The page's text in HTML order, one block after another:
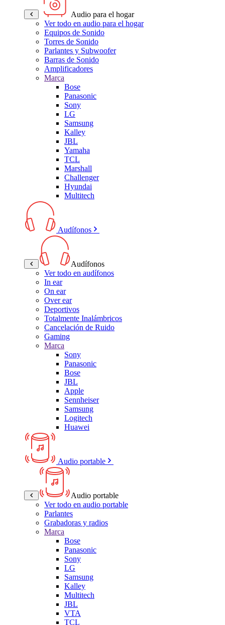
Audio para el hogar
Ver todo en audio para el hogar
Equipos de Sonido
Torres de Sonido
Parlantes y Subwoofer
Barras de Sonido
Amplificadores
Marca
Bose
Panasonic
Sony
LG
Samsung
Kalley
JBL
Yamaha
TCL
Marshall
Challenger
Hyundai
Multitech
Audífonos
Audífonos
Ver todo en audífonos
In ear
On ear
Over ear
Deportivos
Totalmente Inalámbricos
Cancelación de Ruido
Gaming
Marca
Sony
Panasonic
Bose
JBL
Apple
Sennheiser
Samsung
Logitech
Huawei
Audio portable
Audio portable
Ver todo en audio portable
Parlantes
Grabadoras y radios
Marca
Bose
Panasonic
Sony
LG
Samsung
Kalley
Multitech
JBL
VTA
TCL